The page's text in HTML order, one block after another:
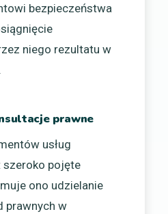
bezpieczeństwa
niego rezultatu w
prawne
usług
szeroko pojęte
ono udzielanie
prawnych w